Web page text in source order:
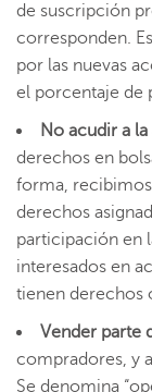
de suscripción
corresponden.
por las nuevas
el porcentaje de
No acudir a
derechos en
forma,
derechos
participación en
interesados en
tienen derechos
Vender parte
compradores, y
Se denomina